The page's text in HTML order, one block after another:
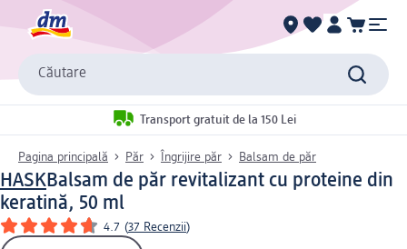
Căutare
Transport gratuit de la 150 Lei
Pagina principală Păr Îngrijire păr Balsam de păr
HASKBalsam de păr revitalizant cu proteine din
keratină, 50 ml
4.7 (37 Recenzii)